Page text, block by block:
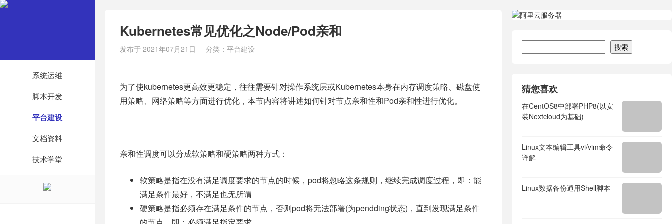
系统运维
脚本开发
平台建设
文档资料
技术学堂
Kubernetes常见优化之Node/Pod亲和
发布于 2021年07月21日 分类： 平台建设
为了使kubernetes更高效更稳定，往往需要针对操作系统层或Kubernetes本身在内存调度策略、磁盘使
用策略、网络策略等方面进行优化，本节内容将讲述如何针对节点亲和性和Pod亲和性进行优化。
亲和性调度可以分成软策略和硬策略两种方式：
软策略是指在没有满足调度要求的节点的时候，pod将忽略这条规则，继续完成调度过程，即：能
满足条件最好，不满足也无所谓
硬策略是指必须存在满足条件的节点，否则pod将无法部署(为pendding状态)，直到发现满足条件
搜索
猜您喜欢
在CentOS8中部署PHP8(以安
装Nextcloud为基础)
Linux文本编辑工具vi/vim命令
详解
Linux数据备份通用Shell脚本